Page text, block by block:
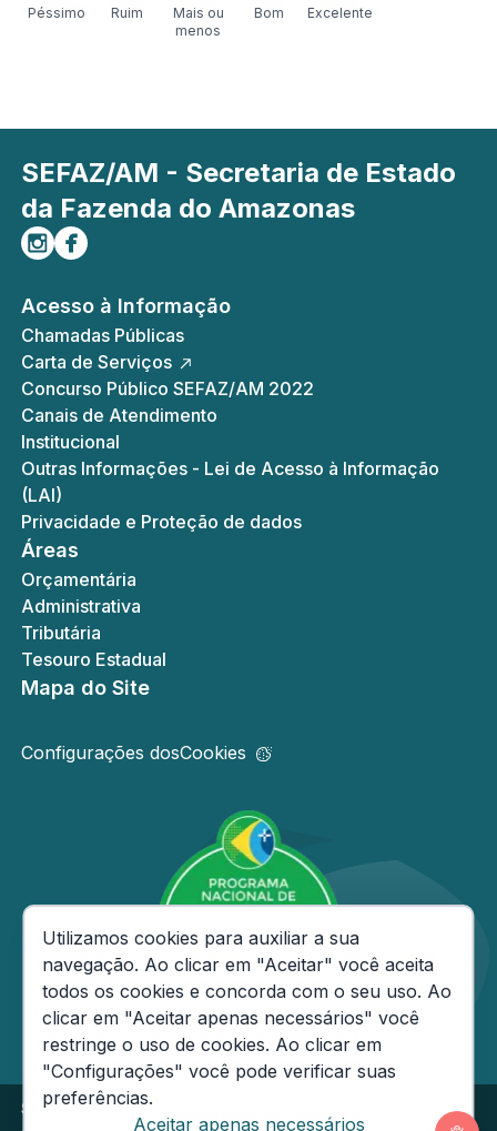
Péssimo Ruim
Mais ou
menos
Bom Excelente
SEFAZ/AM - Secretaria de Estado
da Fazenda do Amazonas
Siga-nos no Instagram
Curta-nos no Facebook
Acesso à Informação
Chamadas Públicas
Carta de Serviços
Concurso Público SEFAZ/AM 2022
Canais de Atendimento
Institucional
Outras Informações - Lei de Acesso à Informação
(LAI)
Privacidade e Proteção de dados
Áreas
Orçamentária
Administrativa
Tributária
Tesouro Estadual
Mapa do Site
Configurações dosCookies
Secretaria de Estado da Fazenda do Amazonas
Consentimento de Cookies
Utilizamos cookies para auxiliar a sua
navegação. Ao clicar em "Aceitar" você aceita
todos os cookies e concorda com o seu uso. Ao
clicar em "Aceitar apenas necessários" você
restringe o uso de cookies. Ao clicar em
"Configurações" você pode verificar suas
preferências.
Aceitar apenas necessários